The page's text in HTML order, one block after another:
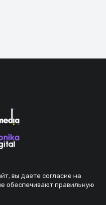
вы даете согласие на
обеспечивают правильную